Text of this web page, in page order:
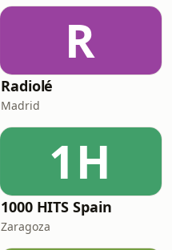
R
Radiolé
Madrid
1H
1000 HITS Spain
Zaragoza